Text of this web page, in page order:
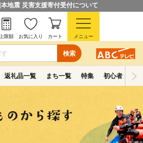
地震 災害支援寄付受付について
検索
上限額 お気に入り カート メニュー
返礼品一覧 まち一覧 特集 初心者ガイド